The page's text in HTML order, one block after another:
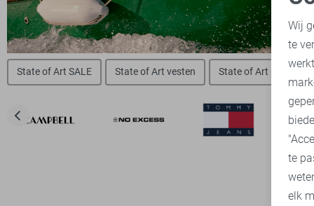
State of Art SALE State of Art vesten State of Art polo`s
Wij
te
te
elk